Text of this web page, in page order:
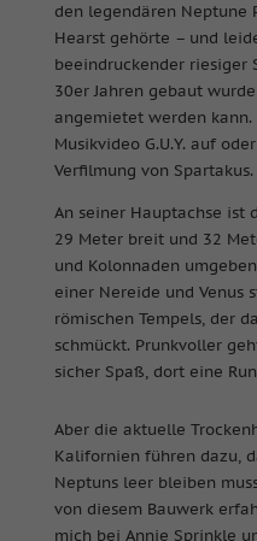
den legendären Neptune
Hearst gehörte – und
beeindruckender riesiger
30er Jahren gebaut
angemietet werden kann.
Musikvideo G.U.Y. auf
Verfilmung von Spartakus.
An seiner Hauptachse ist
29 Meter breit und 32
und Kolonnaden
einer Nereide und Venus
römischen Tempels, der
schmückt. Prunkvoller
sicher Spaß, dort eine
Aber die aktuelle
Kalifornien führen dazu,
Neptuns leer bleiben
von diesem Bauwerk
mich bei Annie Sprinkle